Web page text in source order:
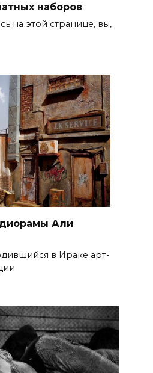
наборов
на этой странице, вы,
Али
в Ираке арт-